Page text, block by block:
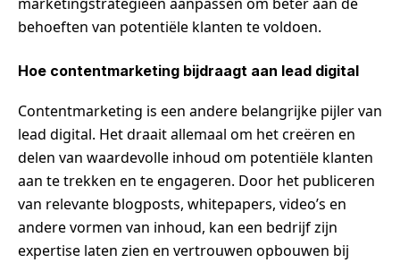
behoeften van potentiële klanten te voldoen.
Hoe contentmarketing bijdraagt aan lead digital
Contentmarketing is een andere belangrijke pijler van
lead digital. Het draait allemaal om het creëren en
delen van waardevolle inhoud om potentiële klanten
aan te trekken en te engageren. Door het publiceren
van relevante blogposts, whitepapers, video’s en
andere vormen van inhoud, kan een bedrijf zijn
expertise laten zien en vertrouwen opbouwen bij